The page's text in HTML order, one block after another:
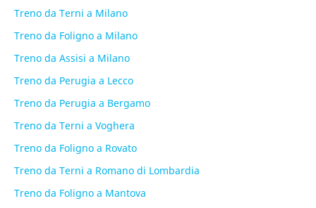
Treno da Terni a Milano
Treno da Foligno a Milano
Treno da Assisi a Milano
Treno da Perugia a Lecco
Treno da Perugia a Bergamo
Treno da Terni a Voghera
Treno da Foligno a Rovato
Treno da Terni a Romano di Lombardia
Treno da Foligno a Mantova